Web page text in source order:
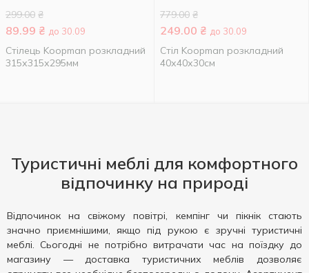
299.00 ₴
89.99 ₴ до 30.09
Стілець Koopman розкладний
315х315х295мм
779.00 ₴
249.00 ₴ до 30.09
Стіл Koopman розкладний
40х40х30см
Туристичні меблі для комфортного
відпочинку на природі
Відпочинок на свіжому повітрі, кемпінг чи пікнік стають
значно приємнішими, якщо під рукою є зручні туристичні
меблі. Сьогодні не потрібно витрачати час на поїздку до
магазину — доставка туристичних меблів дозволяє